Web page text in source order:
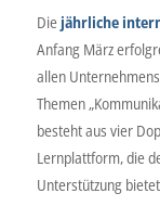
Die jährliche
Anfang März
allen
Themen
besteht aus vier
Lernplattform, die
Unterstützung